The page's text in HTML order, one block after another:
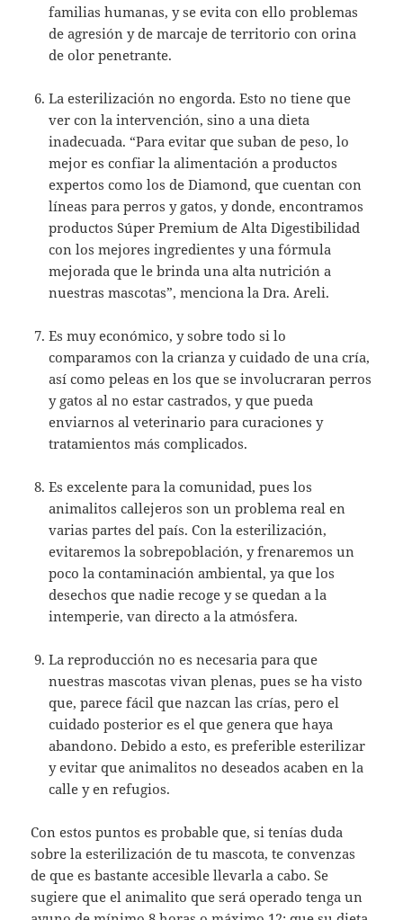
familias humanas, y se evita con ello problemas
de agresión y de marcaje de territorio con orina
de olor penetrante.
La esterilización no engorda. Esto no tiene que
ver con la intervención, sino a una dieta
inadecuada. “Para evitar que suban de peso, lo
mejor es confiar la alimentación a productos
expertos como los de Diamond, que cuentan con
líneas para perros y gatos, y donde, encontramos
productos Súper Premium de Alta Digestibilidad
con los mejores ingredientes y una fórmula
mejorada que le brinda una alta nutrición a
nuestras mascotas”, menciona la Dra. Areli.
Es muy económico, y sobre todo si lo
comparamos con la crianza y cuidado de una cría,
así como peleas en los que se involucraran perros
y gatos al no estar castrados, y que pueda
enviarnos al veterinario para curaciones y
tratamientos más complicados.
Es excelente para la comunidad, pues los
animalitos callejeros son un problema real en
varias partes del país. Con la esterilización,
evitaremos la sobrepoblación, y frenaremos un
poco la contaminación ambiental, ya que los
desechos que nadie recoge y se quedan a la
intemperie, van directo a la atmósfera.
La reproducción no es necesaria para que
nuestras mascotas vivan plenas, pues se ha visto
que, parece fácil que nazcan las crías, pero el
cuidado posterior es el que genera que haya
abandono. Debido a esto, es preferible esterilizar
y evitar que animalitos no deseados acaben en la
calle y en refugios.
Con estos puntos es probable que, si tenías duda
sobre la esterilización de tu mascota, te convenzas
de que es bastante accesible llevarla a cabo. Se
sugiere que el animalito que será operado tenga un